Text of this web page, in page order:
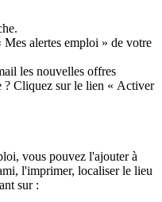
alertes emploi » de votre
les nouvelles offres
? Cliquez sur le lien « Activer
vous pouvez l'ajouter à
l'imprimer, localiser le lieu
sur :